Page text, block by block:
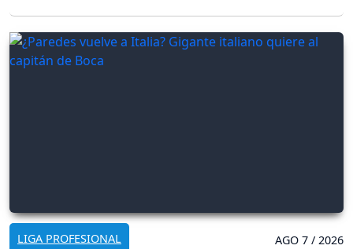
LIGA PROFESIONAL AGO 7 / 2026